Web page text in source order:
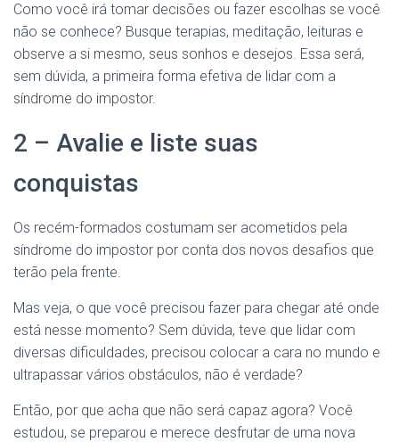
Como você irá tomar decisões ou fazer escolhas se você
não se conhece? Busque terapias, meditação, leituras e
observe a si mesmo, seus sonhos e desejos. Essa será,
sem dúvida, a primeira forma efetiva de lidar com a
síndrome do impostor.
2 – Avalie e liste suas
conquistas
Os recém-formados costumam ser acometidos pela
síndrome do impostor por conta dos novos desafios que
terão pela frente.
Mas veja, o que você precisou fazer para chegar até onde
está nesse momento? Sem dúvida, teve que lidar com
diversas dificuldades, precisou colocar a cara no mundo e
ultrapassar vários obstáculos, não é verdade?
Então, por que acha que não será capaz agora? Você
estudou, se preparou e merece desfrutar de uma nova